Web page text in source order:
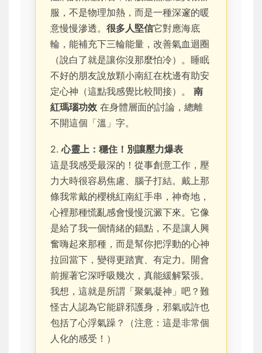
服，不是物理加熱，而是一種深邃的暖
意慢慢滲透。 很多人堅信它對應海底
輪，能補充下三輪能量，改善氣血迴圈
（說白了就是讓你沒那麼怕冷）。睡眠
不好的朋友說放顆小南紅在枕邊有助安
定心神（這點我感覺比較間接）。 南
紅瑪瑙功效 在身體層面的討論，總離
不開這個「溫」字。
2.心靈上：穩住！別讓壓力爆表
這是我感受最深的！從事創意工作，壓
力大時很容易焦慮、腦子打結。戴上那
條我常戴的櫻桃紅南紅手串，神奇地，
心裡那種慌亂感會慢慢沉澱下來。它像
是給了我一個情緒的錨點，不是讓人興
奮嗨起來那種，而是幫你把浮動的心神
拉回當下，變得更踏實、有定力。開會
前握著它深呼吸幾次，真能緩解緊張。
我想，這就是所謂「聚氣凝神」吧？難
怪古人認為它能辟邪護身，邪氣或許也
包括了心浮氣躁？（注意：這是非常個
人化的感受！）